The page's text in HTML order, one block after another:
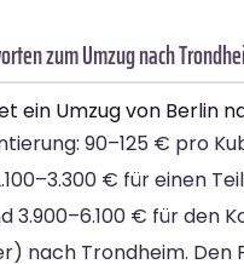
zum Umzug nach
ein Umzug von Berlin
90–125 € pro
€ für einen
3.900–6.100 € für den
nach Trondheim. Den